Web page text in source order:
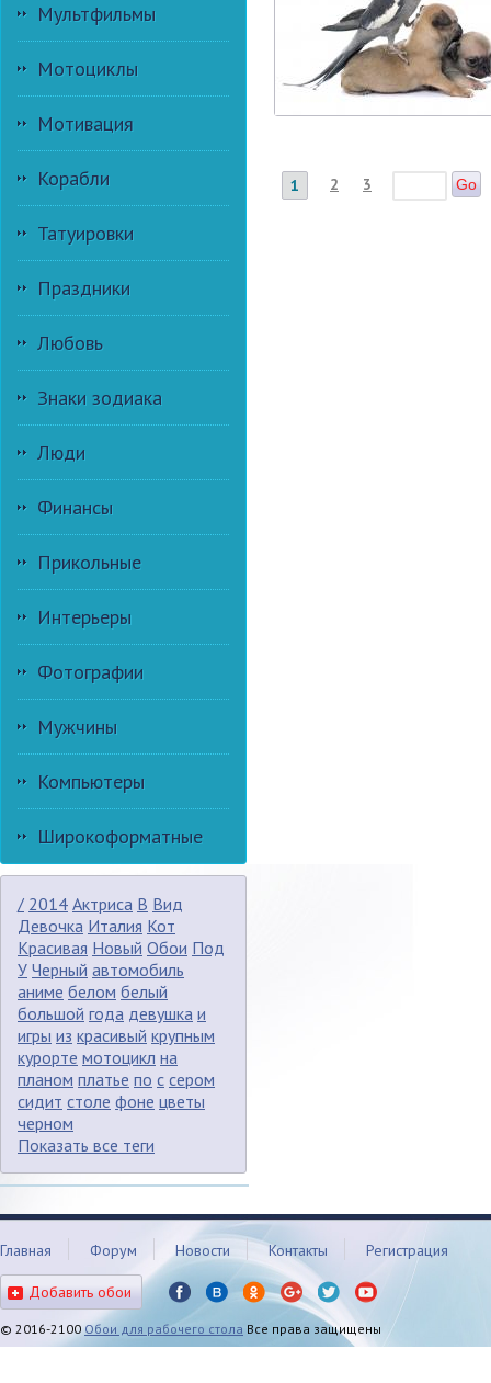
Мультфильмы
Мотоциклы
Мотивация
Корабли
Татуировки
Праздники
Любовь
Знаки зодиака
Люди
Финансы
Прикольные
Интерьеры
Фотографии
Мужчины
Компьютеры
Широкоформатные
/ 2014 Актриса В Вид
Девочка Италия Кот
Красивая Новый Обои Под
У Черный автомобиль
аниме белом белый
большой года девушка и
игры из красивый крупным
курорте мотоцикл на
планом платье по с сером
сидит столе фоне цветы
черном
Показать все теги
1 2 3 Go
Главная Форум Новости Контакты Регистрация
Добавить обои
© 2016-2100Обои для рабочего стола Все права защищены